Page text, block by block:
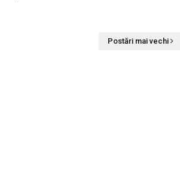
Postări mai vechi